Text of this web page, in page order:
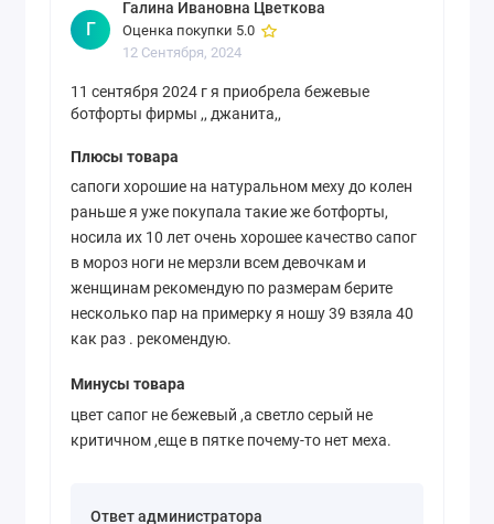
Г
Галина Ивановна Цветкова
Оценка покупки 5.0
12 Сентября, 2024
11 сентября 2024 г я приобрела бежевые
ботфорты фирмы ,, джанита,,
Плюсы товара
сапоги хорошие на натуральном меху до колен
раньше я уже покупала такие же ботфорты,
носила их 10 лет очень хорошее качество сапог
в мороз ноги не мерзли всем девочкам и
женщинам рекомендую по размерам берите
несколько пар на примерку я ношу 39 взяла 40
как раз . рекомендую.
Минусы товара
цвет сапог не бежевый ,а светло серый не
критичном ,еще в пятке почему-то нет меха.
Ответ администратора